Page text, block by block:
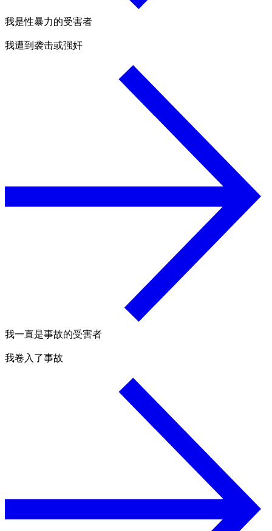
我是性暴力的受害者
我遭到袭击或强奸
我一直是事故的受害者
我卷入了事故